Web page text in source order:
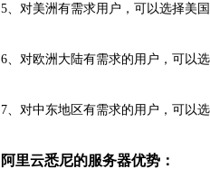
5、对美洲有需求用户，可以选择美国
6、对欧洲大陆有需求的用户，可以选
7、对中东地区有需求的用户，可以
阿里云悉尼的服务器优势：